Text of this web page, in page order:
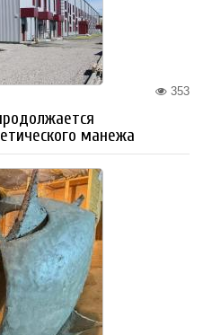
353
манежа